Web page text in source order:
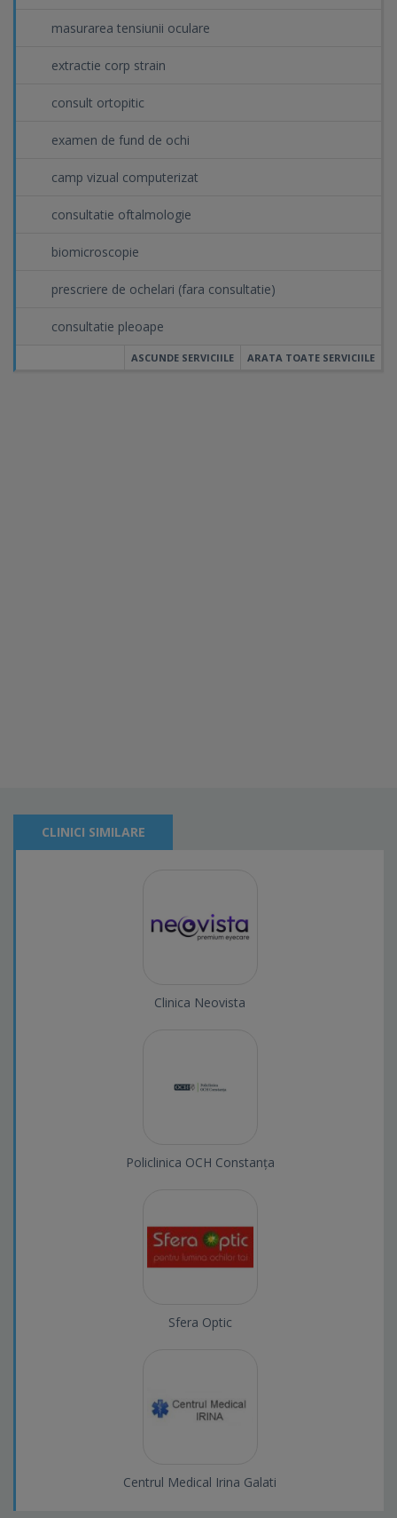
masurarea tensiunii oculare
extractie corp strain
consult ortopitic
examen de fund de ochi
camp vizual computerizat
consultatie oftalmologie
biomicroscopie
prescriere de ochelari (fara consultatie)
consultatie pleoape
ARATA TOATE SERVICIILE
ASCUNDE SERVICIILE
CLINICI SIMILARE
Clinica Neovista
Policlinica OCH Constanța
Sfera Optic
Centrul Medical Irina Galati